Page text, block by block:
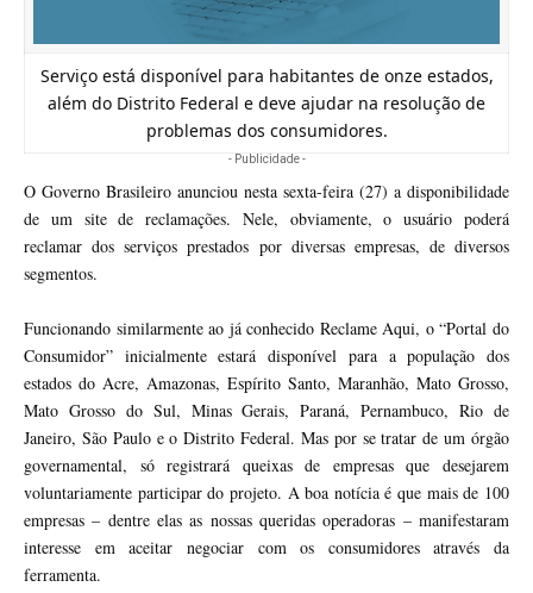
Serviço está disponível para habitantes de onze estados,
além do Distrito Federal e deve ajudar na resolução de
problemas dos consumidores.
- Publicidade -
O Governo Brasileiro anunciou nesta sexta-feira (27) a disponibilidade
de um site de reclamações. Nele, obviamente, o usuário poderá
reclamar dos serviços prestados por diversas empresas, de diversos
segmentos.
Funcionando similarmente ao já conhecido Reclame Aqui, o “Portal do
Consumidor” inicialmente estará disponível para a população dos
estados do Acre, Amazonas, Espírito Santo, Maranhão, Mato Grosso,
Mato Grosso do Sul, Minas Gerais, Paraná, Pernambuco, Rio de
Janeiro, São Paulo e o Distrito Federal. Mas por se tratar de um órgão
governamental, só registrará queixas de empresas que desejarem
voluntariamente participar do projeto. A boa notícia é que mais de 100
empresas – dentre elas as nossas queridas operadoras – manifestaram
interesse em aceitar negociar com os consumidores através da
ferramenta.